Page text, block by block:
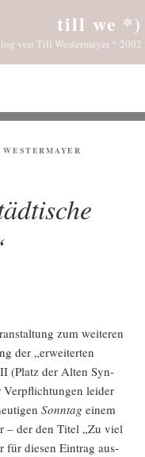
till we *)
von Till Westermayer * 2002
zum wei­te­ren
der „erwei­ter­ten
(Platz der Alten Syn­
lei­der
Sonn­tag einem
– der den Titel „Zu viel
für die­sen Ein­trag aus­